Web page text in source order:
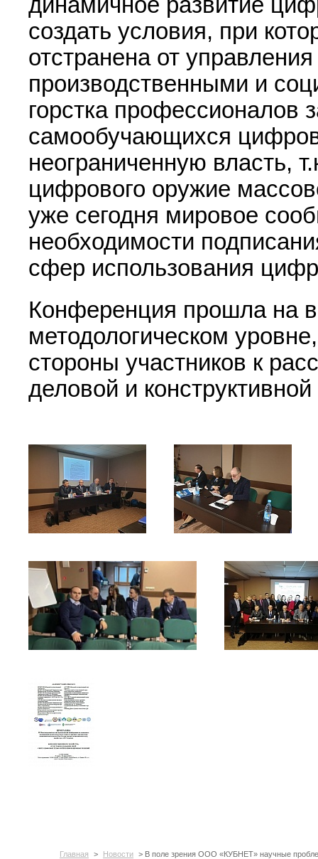
создать условия, при
отстранена от
производственными и
горстка профессионалов
самообучающихся
неограниченную власть,
цифрового оружие
уже сегодня мировое
необходимости
сфер использования
Конференция прошла на
методологическом
стороны участников к
деловой и
Главная > Новости > В поле зрения ООО «КУБНЕТ» научные